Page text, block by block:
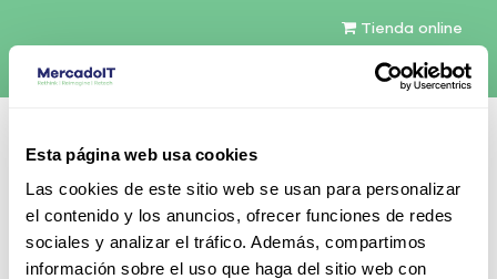
Esta página web usa cookies
Las cookies de este sitio web se usan para personalizar
el contenido y los anuncios, ofrecer funciones de redes
sociales y analizar el tráfico. Además, compartimos
información sobre el uso que haga del sitio web con
Tienda online
Español
Contáctenos